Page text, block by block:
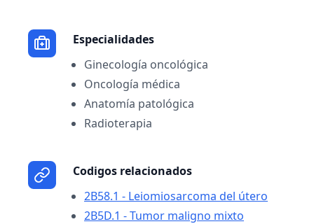
Especialidades
Ginecología oncológica
Oncología médica
Anatomía patológica
Radioterapia
Codigos relacionados
2B58.1 - Leiomiosarcoma del útero
2B5D.1 - Tumor maligno mixto